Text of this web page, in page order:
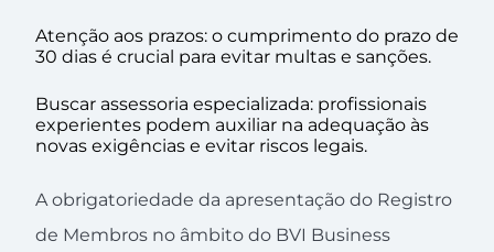
Atenção aos prazos: o cumprimento do prazo de
30 dias é crucial para evitar multas e sanções.
Buscar assessoria especializada: profissionais
experientes podem auxiliar na adequação às
novas exigências e evitar riscos legais.
A obrigatoriedade da apresentação do Registro
de Membros no âmbito do BVI Business